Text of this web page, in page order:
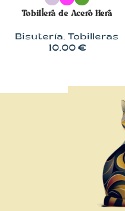
Tobillera de Acero Hera
Bisutería, Tobilleras
10,00 €